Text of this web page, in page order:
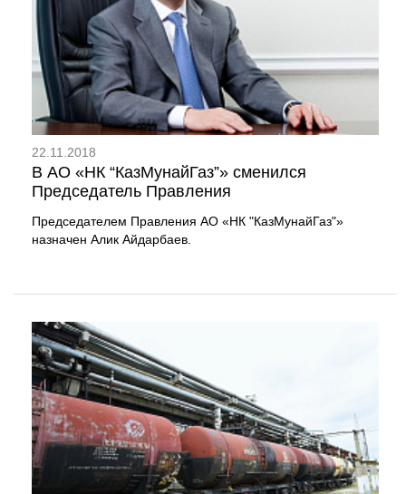
22.11.2018
В АО «НК “КазМунайГаз”» сменился
Председатель Правления
Председателем Правления АО «НК "КазМунайГаз"»
назначен Алик Айдарбаев.